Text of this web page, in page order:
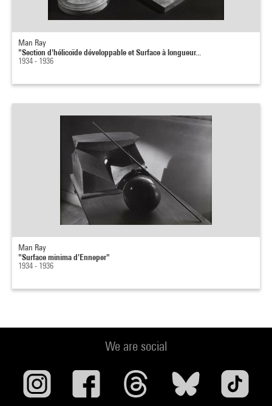
Man Ray
"Section d'hélicoïde développable et Surface à longueur...
1934 - 1936
Man Ray
"Surface minima d'Enneper"
1934 - 1936
We are social